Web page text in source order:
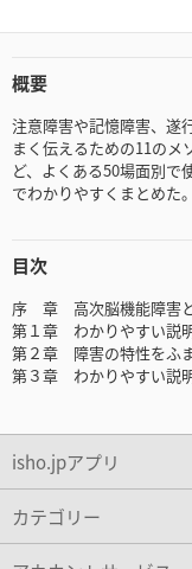
概要
注意障害や記憶障害、遂
まく伝えるための11のメ
ど、よくある50場面別で
でわかりやすくまとめた
目次
序 章 高次脳機能障害と
第１章 わかりやすい説
第２章 障害の特性をふ
第３章 わかりやすい説
isho.jpアプリ
カテゴリー